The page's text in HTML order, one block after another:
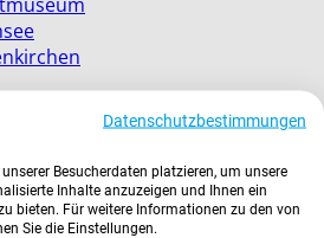
Datenschutzbestimmungen
Besucherdaten platzieren, um unsere
Inhalte anzuzeigen und Ihnen ein
bieten. Für weitere Informationen zu den von
Sie die Einstellungen.